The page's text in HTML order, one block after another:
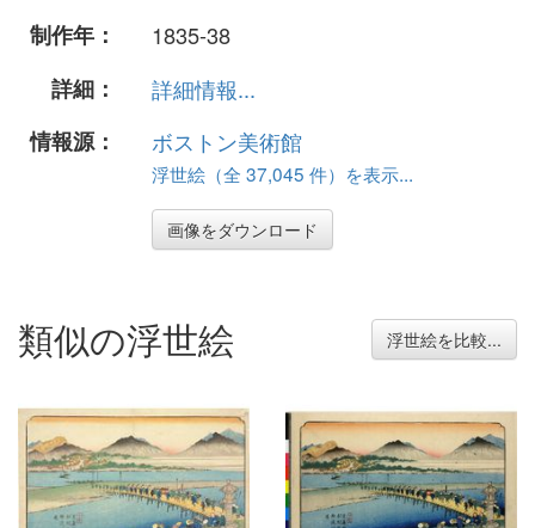
制作年：
1835-38
詳細：
詳細情報...
情報源：
ボストン美術館
浮世絵（全 37,045 件）を表示...
画像をダウンロード
類似の浮世絵 浮世絵を比較...